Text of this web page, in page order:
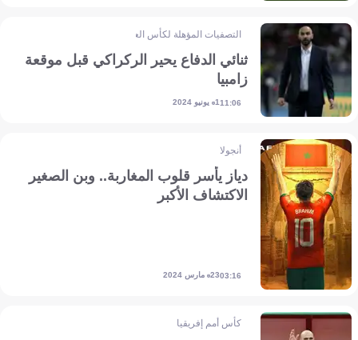
التصفيات المؤهلة لكأس العالم - إفريقيا
ثنائي الدفاع يحير الركراكي قبل موقعة
زامبيا
11:061 يونيو 2024
أنجولا
دياز يأسر قلوب المغاربة.. وبن الصغير
الاكتشاف الأكبر
03:1623 مارس 2024
كأس أمم إفريقيا